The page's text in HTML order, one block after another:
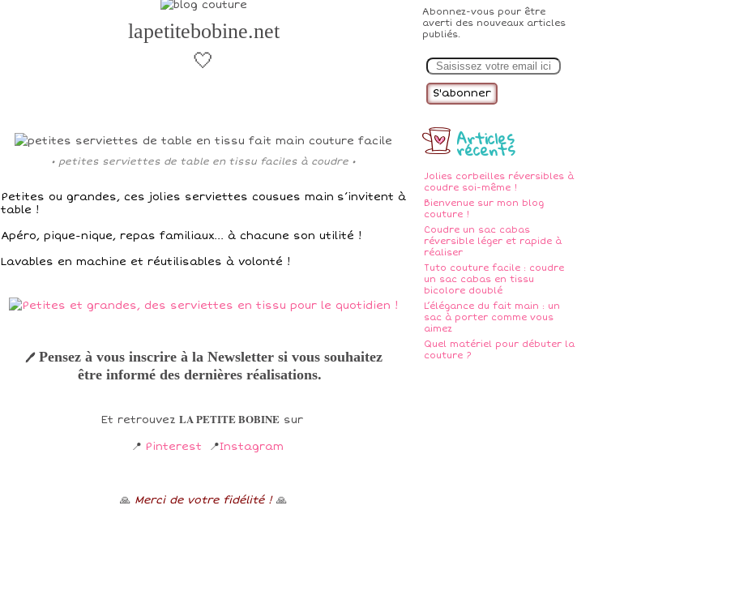
Abonnez-vous pour être
averti des nouveaux articles
publiés.
m
Articles
récents
Jolies corbeilles réversibles à
coudre soi-même !
Bienvenue sur mon blog
couture !
Coudre un sac cabas
réversible léger et rapide à
réaliser
Tuto couture facile : coudre
un sac cabas en tissu
bicolore doublé
L’élégance du fait main : un
sac à porter comme vous
aimez
Quel matériel pour débuter la
couture ?
lapetitebobine.net
🤍
• petites serviettes de table en tissu faciles à coudre •
Petites ou grandes, ces jolies serviettes cousues main s’invitent à
table !
Apéro, pique-nique, repas familiaux... à chacune son utilité !
Lavables en machine et réutilisables à volonté !
🖊Pensez à vous inscrire à la Newsletter si vous souhaitez
être informé des dernières réalisations.
Et retrouvez LA PETITE BOBINE sur
📍 Pinterest 📍Instagram
🙏 Merci de votre fidélité !🙏